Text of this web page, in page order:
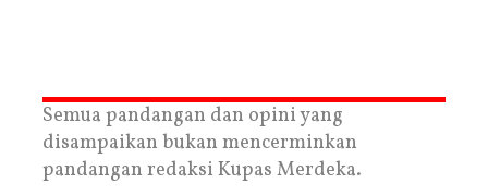
Semua pandangan dan opini yang
disampaikan bukan mencerminkan
pandangan redaksi Kupas Merdeka.